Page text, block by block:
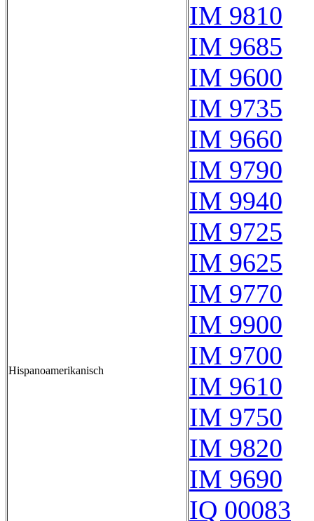
Hispanoamerikanisch
IM 9810
IM 9685
IM 9600
IM 9735
IM 9660
IM 9790
IM 9940
IM 9725
IM 9625
IM 9770
IM 9900
IM 9700
IM 9610
IM 9750
IM 9820
IM 9690
IQ 00083